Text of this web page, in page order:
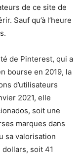
de ce site de
Sauf qu’à l’heure
de Pinterest, qui a
bourse en 2019, la
d’utilisateurs
2021, elle
soit une
marques dans
sa valorisation
dollars, soit 41